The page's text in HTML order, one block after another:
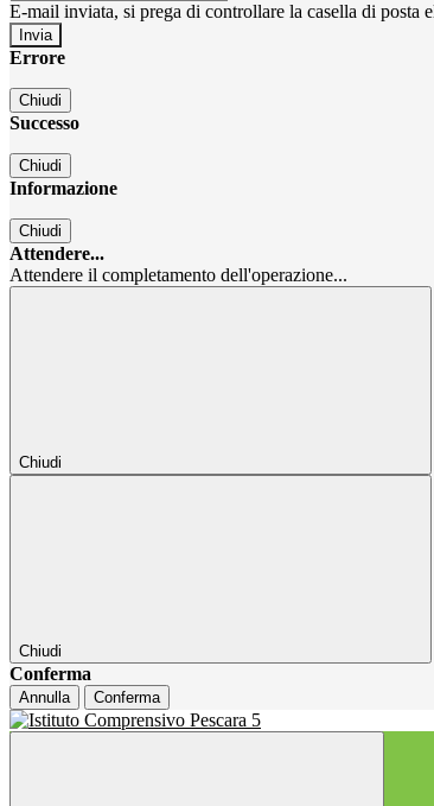
E-mail inviata, si prega di controllare la casella di posta
Errore
Chiudi
Successo
Chiudi
Informazione
Chiudi
Attendere...
Attendere il completamento dell'operazione...
Chiudi
Chiudi
Conferma
Annulla Conferma